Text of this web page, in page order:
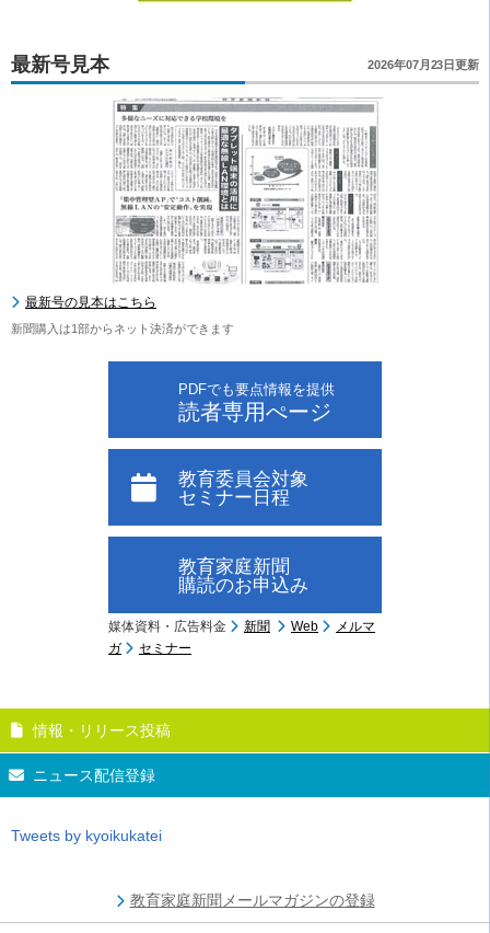
最新号見本 2026年07月23日更新
最新号の見本はこちら
新聞購入は1部からネット決済ができます
PDFでも要点情報を提供
読者専用ぺージ
教育委員会対象
セミナー日程
教育家庭新聞
購読のお申込み
媒体資料・広告料金 新聞 Web
メルマ
ガ
セミナー
情報・リリース投稿
ニュース配信登録
Tweets by kyoikukatei
教育家庭新聞メールマガジンの登録